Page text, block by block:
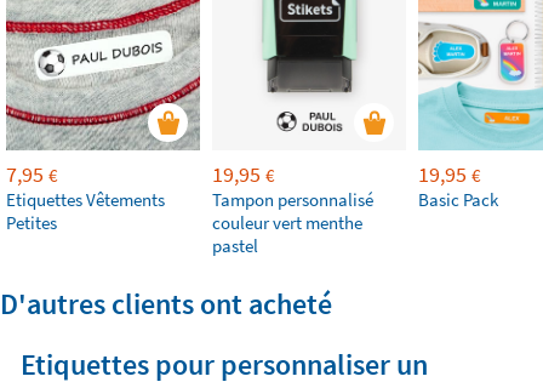
7,95 €
Etiquettes Vêtements
Petites
19,95 €
Tampon personnalisé
couleur vert menthe
pastel
19,95 €
Basic Pack
D'autres clients ont acheté
Etiquettes pour personnaliser un